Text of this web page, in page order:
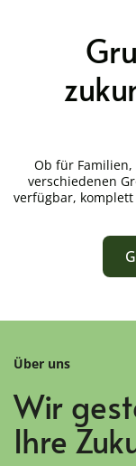
Ob für Familien,
verschiedenen
verfügbar,
Über uns
Wir
Ihre